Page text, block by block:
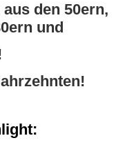
den 50ern,
und